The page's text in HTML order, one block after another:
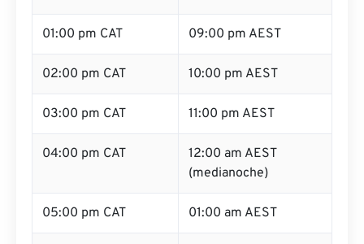
01:00 pm CAT 09:00 pm AEST
02:00 pm CAT 10:00 pm AEST
03:00 pm CAT 11:00 pm AEST
04:00 pm CAT
12:00 am AEST
(medianoche)
05:00 pm CAT 01:00 am AEST